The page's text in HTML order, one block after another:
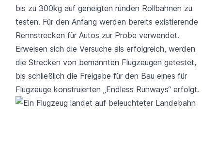
bis zu 300kg auf geneigten runden Rollbahnen zu
testen. Für den Anfang werden bereits existierende
Rennstrecken für Autos zur Probe verwendet.
Erweisen sich die Versuche als erfolgreich, werden
die Strecken von bemannten Flugzeugen getestet,
bis schließlich die Freigabe für den Bau eines für
Flugzeuge konstruierten „Endless Runways“ erfolgt.